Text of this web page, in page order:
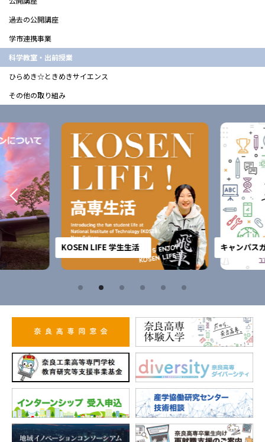
過去の公開講座
学市連携事業
科学教室・出前授業
ひらめき☆ときめきサイエンス
その他の取り組み
KOSEN LIFE 学生生活 キャンパス